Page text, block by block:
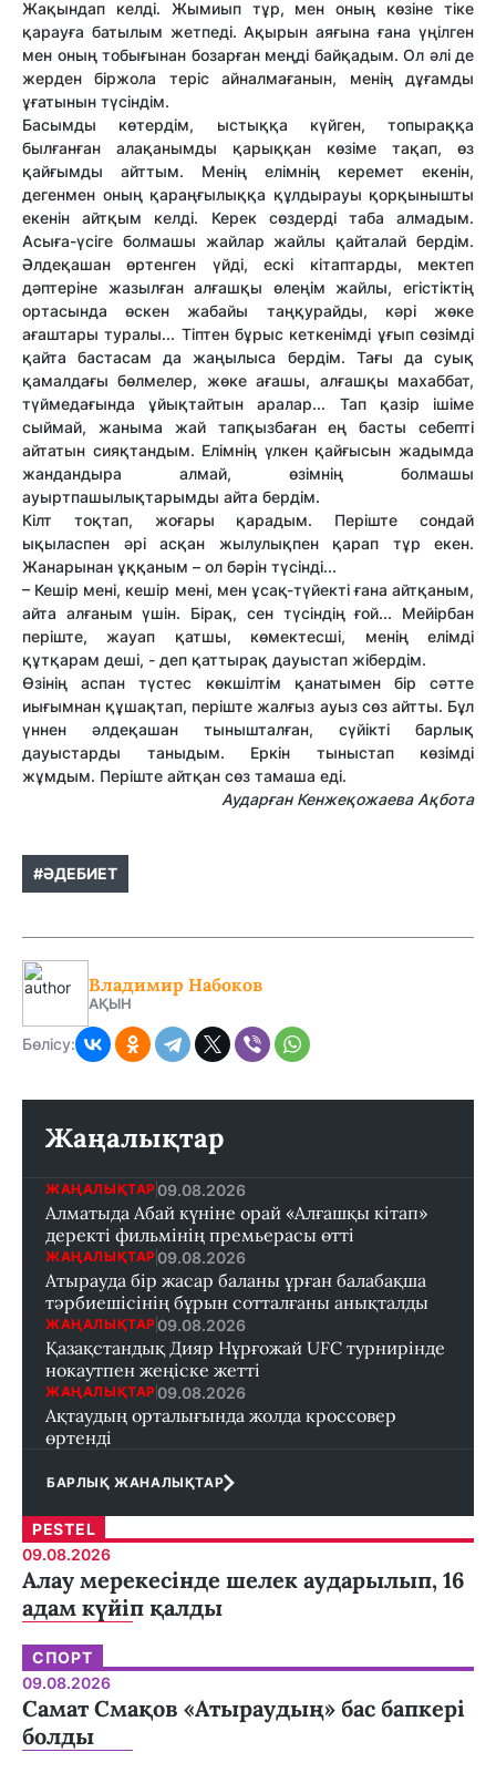
Жақындап келді. Жымиып тұр, мен оның көзіне тіке
қарауға батылым жетпеді. Ақырын аяғына ғана үңілген
мен оның тобығынан бозарған меңді байқадым. Ол әлі де
жерден біржола теріс айналмағанын, менің дұғамды
ұғатынын түсіндім.
Басымды көтердім, ыстыққа күйген, топыраққа
былғанған алақанымды қарыққан көзіме тақап, өз
қайғымды айттым. Менің елімнің керемет екенін,
дегенмен оның қараңғылыққа құлдырауы қорқынышты
екенін айтқым келді. Керек сөздерді таба алмадым.
Асыға-үсіге болмашы жайлар жайлы қайталай бердім.
Әлдеқашан өртенген үйді, ескі кітаптарды, мектеп
дәптеріне жазылған алғашқы өлеңім жайлы, егістіктің
ортасында өскен жабайы таңқурайды, кәрі жөке
ағаштары туралы... Тіптен бұрыс кеткенімді ұғып сөзімді
қайта бастасам да жаңылыса бердім. Тағы да суық
қамалдағы бөлмелер, жөке ағашы, алғашқы махаббат,
түймедағында ұйықтайтын аралар... Тап қазір ішіме
сыймай, жаныма жай тапқызбаған ең басты себепті
айтатын сияқтандым. Елімнің үлкен қайғысын жадымда
жандандыра алмай, өзімнің болмашы
ауыртпашылықтарымды айта бердім.
Кілт тоқтап, жоғары қарадым. Періште сондай
ықыласпен әрі асқан жылулықпен қарап тұр екен.
Жанарынан ұққаным – ол бәрін түсінді...
– Кешір мені, кешір мені, мен ұсақ-түйекті ғана айтқаным,
айта алғаным үшін. Бірақ, сен түсіндің ғой... Мейірбан
періште, жауап қатшы, көмектесші, менің елімді
құтқарам деші, - деп қаттырақ дауыстап жібердім.
Өзінің аспан түстес көкшілтім қанатымен бір сәтте
иығымнан құшақтап, періште жалғыз ауыз сөз айтты. Бұл
үннен әлдеқашан тынышталған, сүйікті барлық
дауыстарды таныдым. Еркін тыныстап көзімді
жұмдым. Періште айтқан сөз тамаша еді.
Аударған Кенжеқожаева Ақбота
#ӘДЕБИЕТ
Владимир Набоков
АҚЫН
Бөлісу:
Жаңалықтар
ЖАҢАЛЫҚТАР 09.08.2026
Алматыда Абай күніне орай «Алғашқы кітап»
деректі фильмінің премьерасы өтті
ЖАҢАЛЫҚТАР 09.08.2026
Атырауда бір жасар баланы ұрған балабақша
тәрбиешісінің бұрын сотталғаны анықталды
ЖАҢАЛЫҚТАР 09.08.2026
Қазақстандық Дияр Нұрғожай UFC турнирінде
нокаутпен жеңіске жетті
ЖАҢАЛЫҚТАР 09.08.2026
Ақтаудың орталығында жолда кроссовер
өртенді
БАРЛЫҚ ЖАНАЛЫҚТАР
PESTEL
09.08.2026
Алау мерекесінде шелек аударылып, 16
адам күйіп қалды
СПОРТ
09.08.2026
Самат Смақов «Атыраудың» бас бапкері
болды